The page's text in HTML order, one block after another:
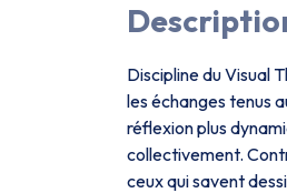
Discipline du Visual
les échanges tenus
réflexion plus
collectivement.
ceux qui savent